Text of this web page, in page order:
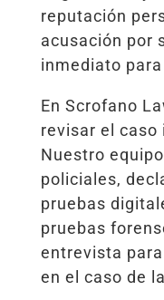
reputación
acusación por
inmediato
En Scrofano
revisar el
Nuestro
policiales,
pruebas
pruebas
entrevista
en el caso de